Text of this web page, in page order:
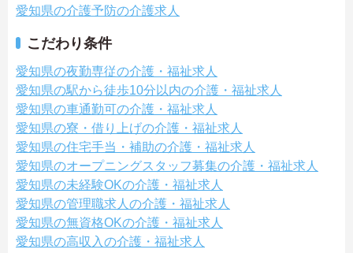
愛知県の介護予防の介護求人
こだわり条件
愛知県の夜勤専従の介護・福祉求人
愛知県の駅から徒歩10分以内の介護・福祉求人
愛知県の車通勤可の介護・福祉求人
愛知県の寮・借り上げの介護・福祉求人
愛知県の住宅手当・補助の介護・福祉求人
愛知県のオープニングスタッフ募集の介護・福祉求人
愛知県の未経験OKの介護・福祉求人
愛知県の管理職求人の介護・福祉求人
愛知県の無資格OKの介護・福祉求人
愛知県の高収入の介護・福祉求人